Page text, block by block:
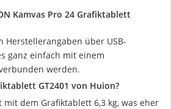
Kamvas Pro 24 Grafiktablett
Herstellerangaben über USB-
ganz einfach mit einem
werden.
GT2401 von Huion?
mit dem Grafiktablett 6,3 kg, was eher